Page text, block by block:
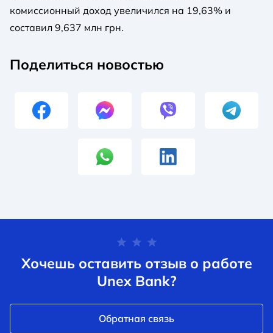
комиссионный доход увеличился на 19,63% и
составил 9,637 млн ​​грн.
Поделиться новостью
Хочешь оставить отзыв о работе
Unex Bank?
Обратная связь